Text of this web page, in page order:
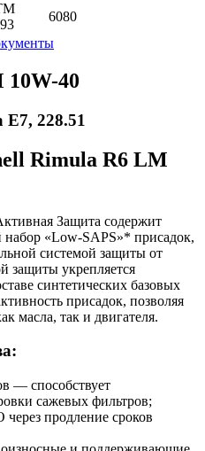
6080
10W-40
E7, 228.51
Rimula R6 LM
Защита содержит
«Low-SAPS»* присадок,
системой защиты от
защиты укрепляется
синтетических базовых
присадок, позволяя
масла, так и двигателя.
— способствует
сажевых фильтров;
продление сроков